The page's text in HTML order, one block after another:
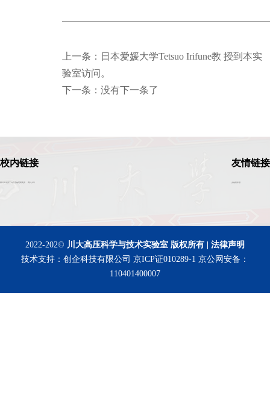
上一条：日本爱媛大学Tetsuo Irifune教 授到本实
验室访问。
下一条：没有下一条了
校内链接
四川大学原子与分子物理研究所 四川大学
友情链接
光散射学报
2022-202© 川大高压科学与技术实验室 版权所有 | 法律声明
技术支持：创企科技有限公司 京ICP证010289-1 京公网安备：
110401400007